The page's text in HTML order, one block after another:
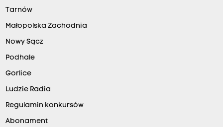
Tarnów
Małopolska Zachodnia
Nowy Sącz
Podhale
Gorlice
Ludzie Radia
Regulamin konkursów
Abonament